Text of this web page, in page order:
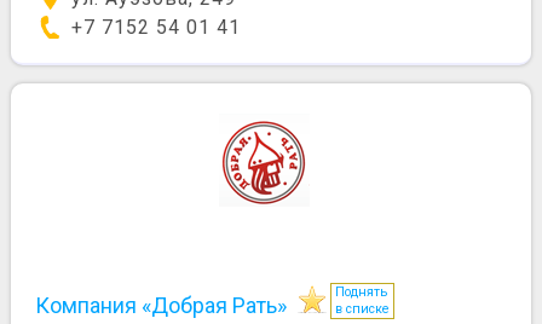
+7 7152 54 01 41
Компания «Добрая Рать»
Поднять
в списке